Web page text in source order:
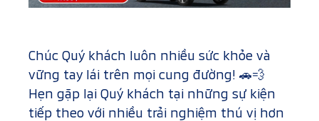
Chúc Quý khách luôn nhiều sức khỏe và
vững tay lái trên mọi cung đường! 🚗💨
Hẹn gặp lại Quý khách tại những sự kiện
tiếp theo với nhiều trải nghiệm thú vị hơn